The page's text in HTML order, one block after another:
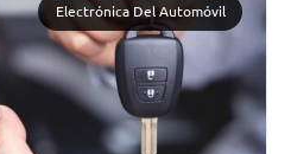
Electrónica Del Automóvil